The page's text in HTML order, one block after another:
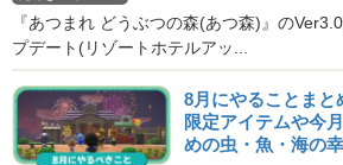
『あつまれ どうぶつの森(あつ森)』の
プデート(リゾートホテルアッ...
8月にやることまと
限定アイテムや今
めの虫・魚・海の